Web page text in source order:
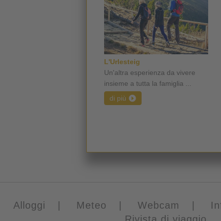
L'Urlesteig
Un'altra esperienza da vivere
insieme a tutta la famiglia ...
di più
Alloggi Meteo Webcam